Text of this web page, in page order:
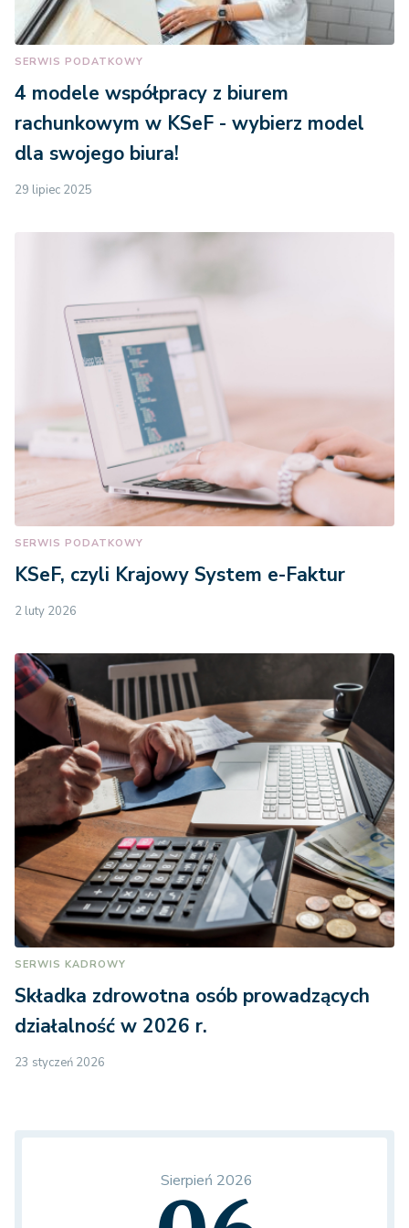
SERWIS PODATKOWY
4 modele współpracy z biurem
rachunkowym w KSeF - wybierz model
dla swojego biura!
29 lipiec 2025
SERWIS PODATKOWY
KSeF, czyli Krajowy System e-Faktur
2 luty 2026
SERWIS KADROWY
Składka zdrowotna osób prowadzących
działalność w 2026 r.
23 styczeń 2026
Sierpień 2026